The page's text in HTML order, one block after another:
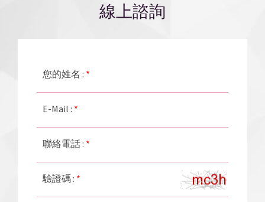
線上諮詢
您的姓名 : *
E-Mail : *
聯絡電話 : *
驗證碼 : *